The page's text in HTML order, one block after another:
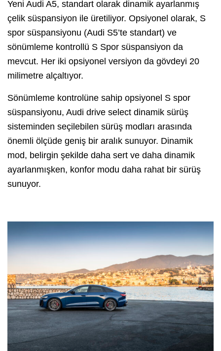
Yeni Audi A5, standart olarak dinamik ayarlanmış
çelik süspansiyon ile üretiliyor. Opsiyonel olarak, S
spor süspansiyonu (Audi S5’te standart) ve
sönümleme kontrollü S Spor süspansiyon da
mevcut. Her iki opsiyonel versiyon da gövdeyi 20
milimetre alçaltıyor.
Sönümleme kontrolüne sahip opsiyonel S spor
süspansiyonu, Audi drive select dinamik sürüş
sisteminden seçilebilen sürüş modları arasında
önemli ölçüde geniş bir aralık sunuyor. Dinamik
mod, belirgin şekilde daha sert ve daha dinamik
ayarlanmışken, konfor modu daha rahat bir sürüş
sunuyor.